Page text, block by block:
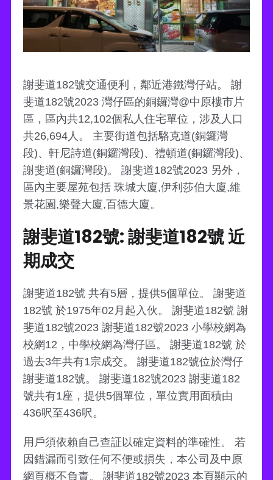
謝斐道182號交通便利，鄰近港鐵灣仔站。 謝
斐道182號2023 灣仔區的銅鑼灣@中原樓市片
區，區內共12,102個私人住宅單位，涉及人口
共26,694人。 主要街道包括駱克道(銅鑼灣
段)、軒尼詩道(銅鑼灣段)、禮頓道(銅鑼灣段)、
謝斐道(銅鑼灣段)。 謝斐道182號2023 另外，
區內主要屋苑包括 珠城大廈,伊利莎伯大廈,維
景花園,樂聲大廈,百德大廈。
謝斐道182號: 謝斐道182號 近
期成交
謝斐道182號 共有5層，提供5個單位。 謝斐道
182號 於1975年02月起入伙。 謝斐道182號 謝
斐道182號2023 謝斐道182號2023 小學校網為
校網12，中學校網為灣仔區。 謝斐道182號 於
過去3年共有1宗成交。 謝斐道182號位於灣仔
謝斐道182號。 謝斐道182號2023 謝斐道182
號共有1座，提供5個單位，單位實用面積由
436呎至436呎。
用戶須依賴自己查証以確定資料的準確性。 若
因錯漏而引致任何不便或損失，本公司及中原
網頁概不負責。 謝斐道182號2023 本頁顯示的